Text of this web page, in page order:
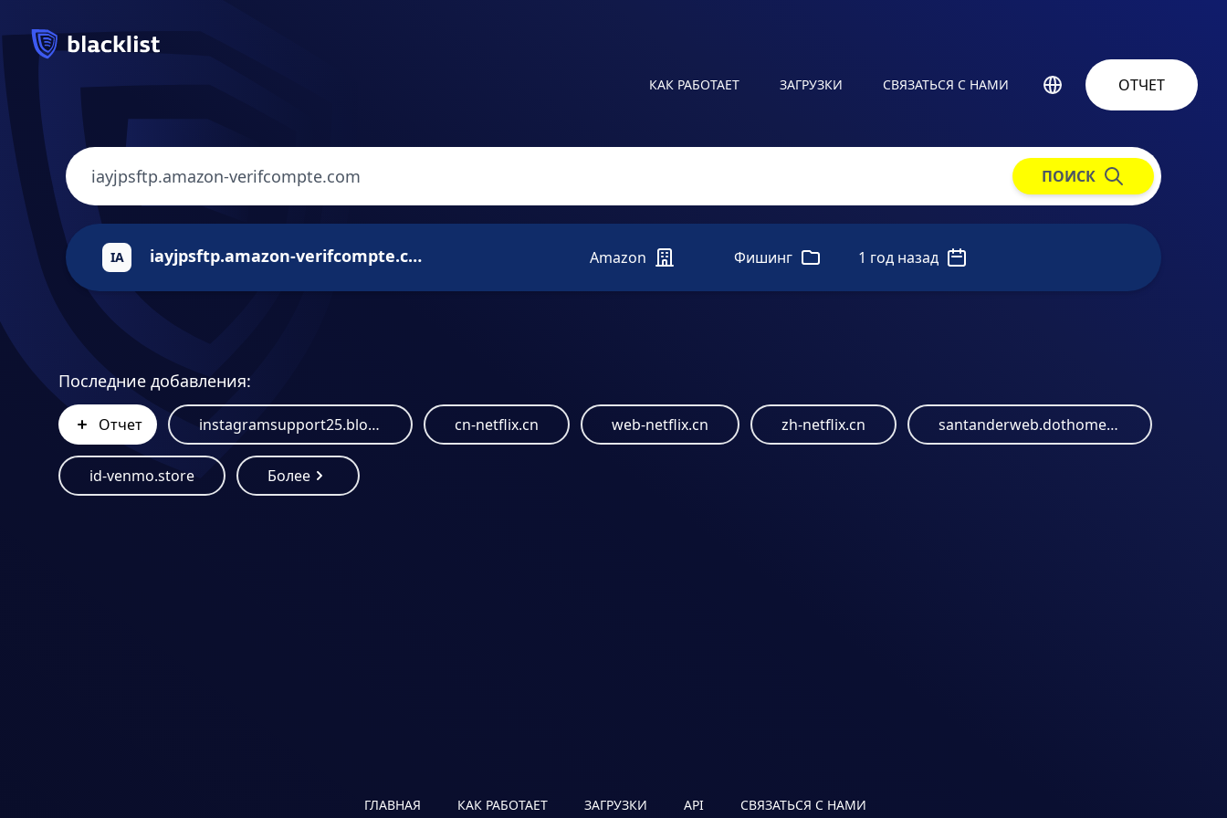
КАК РАБОТАЕТ ЗАГРУЗКИ СВЯЗАТЬСЯ С НАМИ ОТЧЕТ
ПОИСК
IA iayjpsftp.amazon-verifcompte.com Amazon Фишинг 1 год назад
Последние добавления:
Отчет instagramsupport25.blogspot.com cn-netflix.cn web-netflix.cn zh-netflix.cn santanderweb.dothome.co.kr
id-venmo.store Более
ГЛАВНАЯ КАК РАБОТАЕТ ЗАГРУЗКИ API СВЯЗАТЬСЯ С НАМИ